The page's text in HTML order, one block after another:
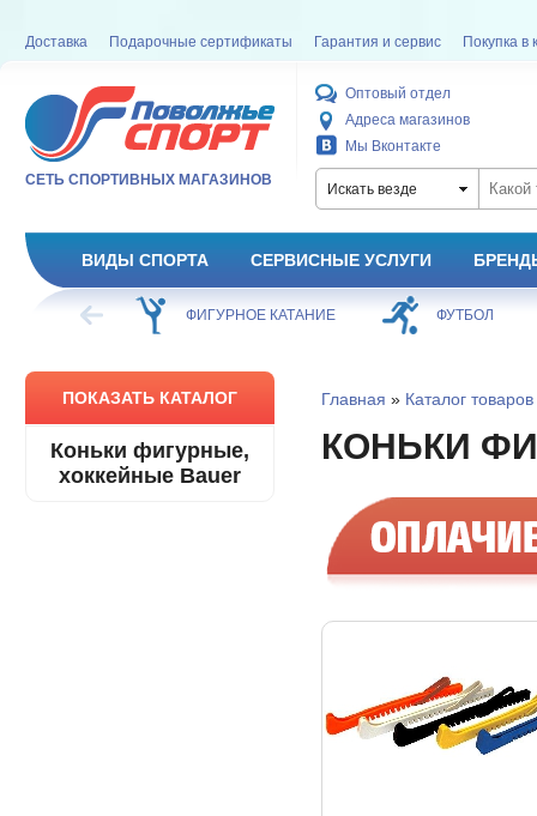
Доставка Подарочные сертификаты Гарантия и сервис Покупка в
СЕТЬ СПОРТИВНЫХ МАГАЗИНОВ
Оптовый отдел
Адреса магазинов
Мы Вконтакте
Искать везде
ВИДЫ СПОРТА СЕРВИСНЫЕ УСЛУГИ
ХОККЕЙ ФИГУРНОЕ КАТАНИЕ ФУТБОЛ
ПОКАЗАТЬ КАТАЛОГ
Коньки фигурные,
хоккейные Bauer
Главная » Каталог товаров
КОНЬКИ